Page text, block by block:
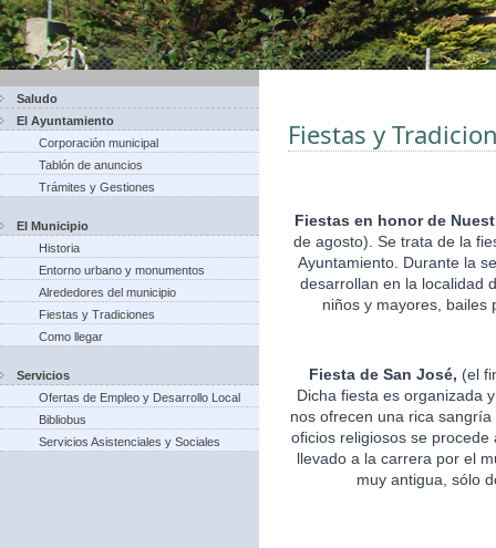
Saludo
El Ayuntamiento
Corporación municipal
Tablón de anuncios
Trámites y Gestiones
El Municipio
Historia
Entorno urbano y monumentos
Alrededores del municipio
Fiestas y Tradiciones
Como llegar
Servicios
Ofertas de Empleo y Desarrollo Local
Bibliobus
Servicios Asistenciales y Sociales
Fiestas y
Fiestas en honor de
de agosto). Se trata de la
Ayuntamiento. Durante la
desarrollan en la localidad
niños y mayores, bailes
Fiesta de San José, (el
Dicha fiesta es organizada
nos ofrecen una rica
oficios religiosos se
llevado a la carrera por el
muy antigua, sólo